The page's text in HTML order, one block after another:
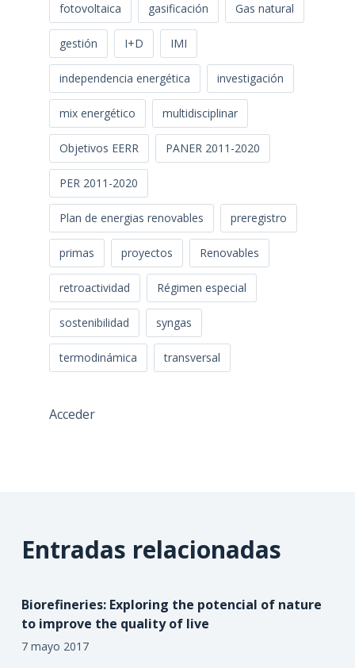
fotovoltaica gasificación Gas natural
gestión I+D IMI
independencia energética investigación
mix energético multidisciplinar
Objetivos EERR PANER 2011-2020
PER 2011-2020
Plan de energias renovables preregistro
primas proyectos Renovables
retroactividad Régimen especial
sostenibilidad syngas
termodinámica transversal
Acceder
Entradas relacionadas
Biorefineries: Exploring the potencial of nature
to improve the quality of live
7 mayo 2017